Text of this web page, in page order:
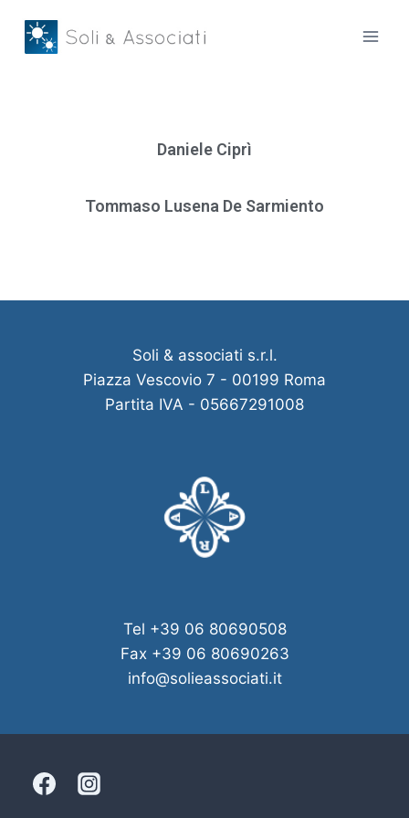
Daniele Ciprì
Tommaso Lusena De Sarmiento
Soli & associati s.r.l.
Piazza Vescovio 7 - 00199 Roma
Partita IVA - 05667291008
Tel +39 06 80690508
Fax +39 06 80690263
info@solieassociati.it